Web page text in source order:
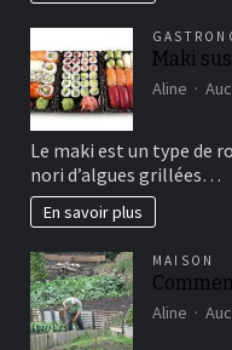
Maki
Aline
Le maki est un type de
nori d’algues grillées…
En savoir plus
MAISON
Aline